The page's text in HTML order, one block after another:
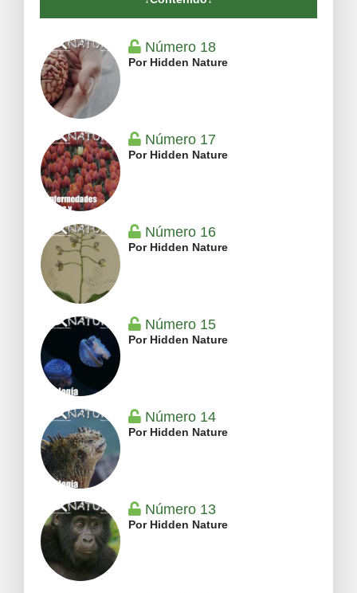
Número 18
Por Hidden Nature
Número 17
Por Hidden Nature
Número 16
Por Hidden Nature
Número 15
Por Hidden Nature
Número 14
Por Hidden Nature
Número 13
Por Hidden Nature